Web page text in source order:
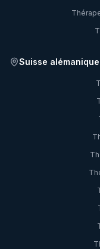
Suisse